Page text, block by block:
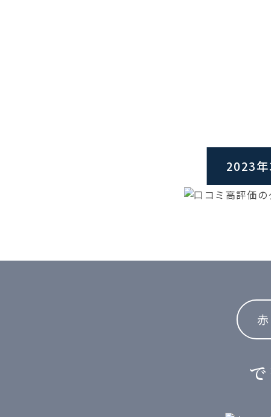
2023